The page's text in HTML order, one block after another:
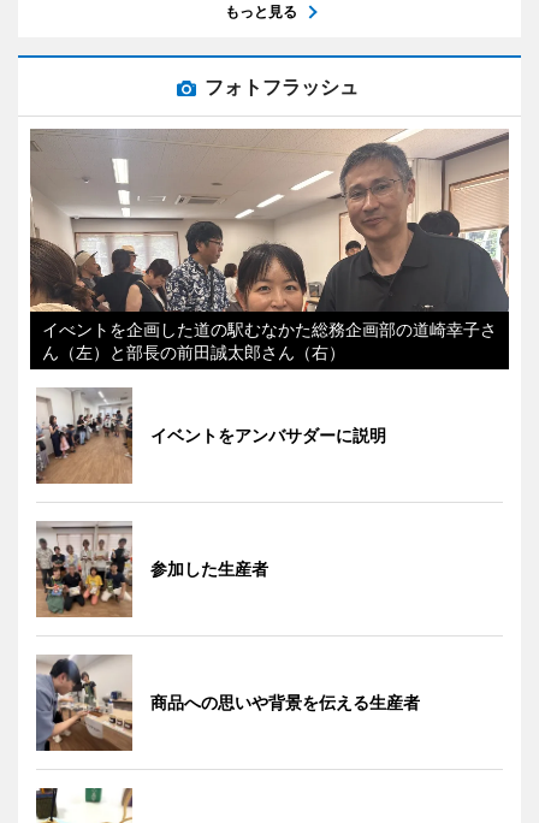
もっと見る
フォトフラッシュ
イべントを企画した道の駅むなかた総務企画部の道崎幸子さ
ん（左）と部長の前田誠太郎さん（右）
イベントをアンバサダーに説明
参加した生産者
商品への思いや背景を伝える生産者